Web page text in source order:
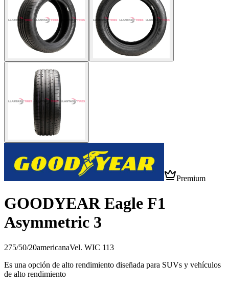
Premium
GOODYEAR Eagle F1
Asymmetric 3
275/50/20americanaVel. WIC 113
Es una opción de alto rendimiento diseñada para SUVs y vehículos
de alto rendimiento